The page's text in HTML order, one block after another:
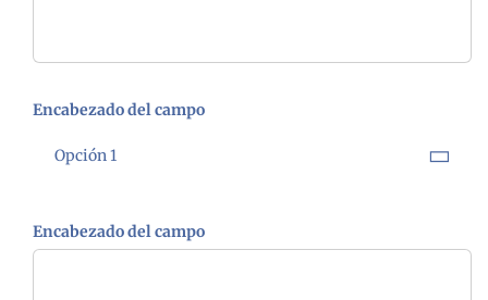
Encabezado del campo
Encabezado del campo